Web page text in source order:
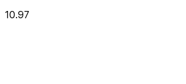
10.97